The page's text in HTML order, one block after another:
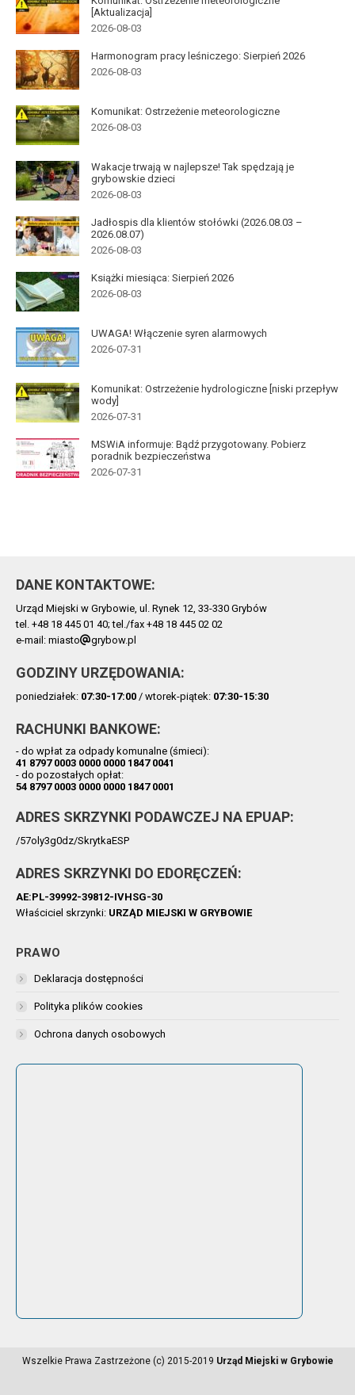
[Aktualizacja]
2026-08-03
Harmonogram pracy leśniczego: Sierpień 2026
2026-08-03
Komunikat: Ostrzeżenie meteorologiczne
2026-08-03
Wakacje trwają w najlepsze! Tak spędzają je
grybowskie dzieci
2026-08-03
Jadłospis dla klientów stołówki (2026.08.03 –
2026.08.07)
2026-08-03
Książki miesiąca: Sierpień 2026
2026-08-03
UWAGA! Włączenie syren alarmowych
2026-07-31
Komunikat: Ostrzeżenie hydrologiczne [niski przepływ
wody]
2026-07-31
MSWiA informuje: Bądź przygotowany. Pobierz
poradnik bezpieczeństwa
2026-07-31
DANE KONTAKTOWE:
Urząd Miejski w Grybowie, ul. Rynek 12, 33-330 Grybów
tel. +48 18 445 01 40; tel./fax +48 18 445 02 02
e-mail: miasto
grybow.pl
GODZINY URZĘDOWANIA:
poniedziałek: 07:30-17:00 / wtorek-piątek: 07:30-15:30
RACHUNKI BANKOWE:
- do wpłat za odpady komunalne (śmieci):
41 8797 0003 0000 0000 1847 0041
- do pozostałych opłat:
54 8797 0003 0000 0000 1847 0001
ADRES SKRZYNKI PODAWCZEJ NA EPUAP:
/57oly3g0dz/SkrytkaESP
ADRES SKRZYNKI DO EDORĘCZEŃ:
AE:PL-39992-39812-IVHSG-30
Właściciel skrzynki: URZĄD MIEJSKI W GRYBOWIE
PRAWO
Deklaracja dostępności
Polityka plików cookies
Ochrona danych osobowych
Wszelkie Prawa Zastrzeżone (c) 2015-2019 Urząd Miejski w Grybowie